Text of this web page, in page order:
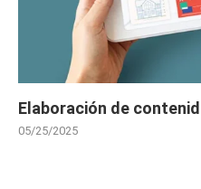
Elaboración de
05/25/2025